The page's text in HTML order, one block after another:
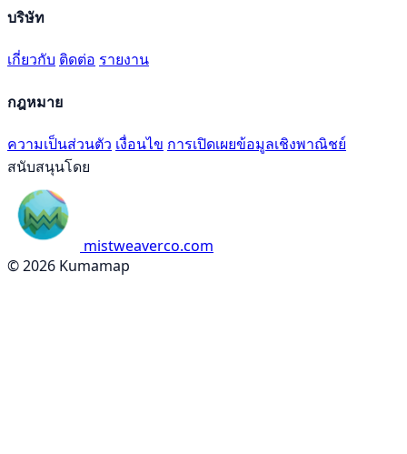
บริษัท
เกี่ยวกับ ติดต่อ รายงาน
กฎหมาย
ความเป็นส่วนตัว เงื่อนไข การเปิดเผยข้อมูลเชิงพาณิชย์
สนับสนุนโดย
mistweaverco.com
© 2026 Kumamap